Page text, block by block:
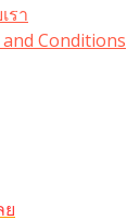
รา
Conditions
ย